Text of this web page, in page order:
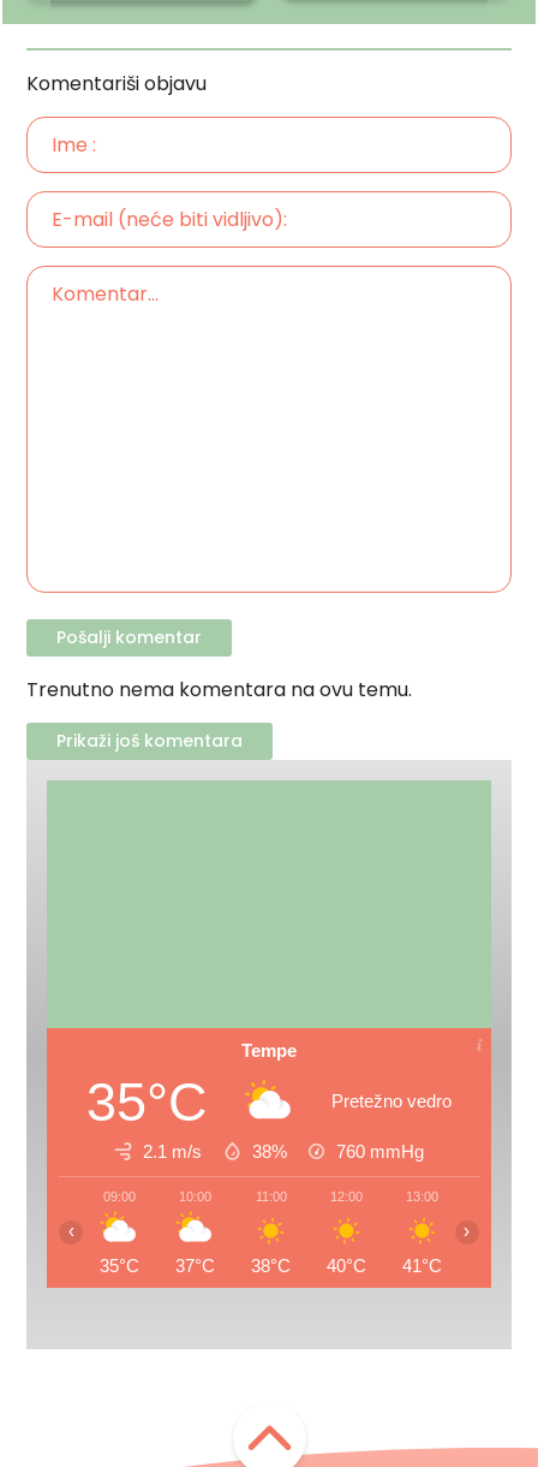
Komentariši objavu
Trenutno nema komentara na ovu temu.
Prikaži još komentara
Tempe
35°C Pretežno vedro
2.1 m/s 38% 760 mmHg
09:00
35°C
10:00
37°C
11:00
38°C
12:00
40°C
13:00
41°C
‹ ›